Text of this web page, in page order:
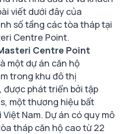
viết dưới đây của
số tầng các tòa tháp tại
Centre Point.
Centre Point
một dự án căn hộ
trong khu đô thị
được phát triển bởi tập
một thương hiệu bất
Nam. Dự án có quy mô
tháp căn hộ cao từ 22